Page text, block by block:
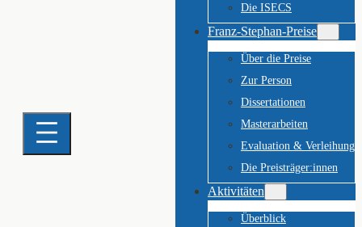
Die ISECS
Franz-Stephan-Preise
Über die Preise
Zur Person
Dissertationen
Masterarbeiten
Evaluation & Verleihung
Die Preisträger:innen
Aktivitäten
Überblick